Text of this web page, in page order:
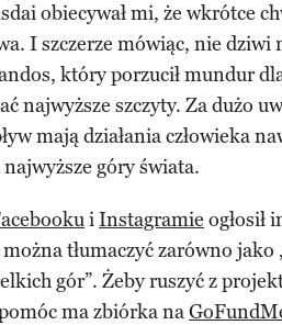
obiecywał mi, że wkrótce
I szczerze mówiąc, nie dziwi
który porzucił mundur
najwyższe szczyty. Za dużo
mają działania człowieka
góry świata.
iInstagramie ogłosił
można tłumaczyć zarówno
gór”. Żeby ruszyć z
ma zbiórka na